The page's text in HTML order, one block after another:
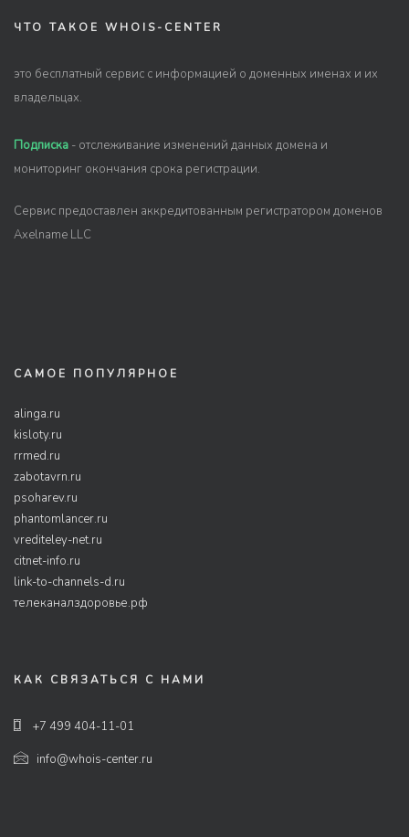
ЧТО ТАКОЕ WHOIS-CENTER
это бесплатный сервис с информацией о доменных именах и их
владельцах.
Подписка - отслеживание изменений данных домена и
мониторинг окончания срока регистрации.
Сервис предоставлен аккредитованным регистратором доменов
Axelname LLC
САМОЕ ПОПУЛЯРНОЕ
alinga.ru
kisloty.ru
rrmed.ru
zabotavrn.ru
psoharev.ru
phantomlancer.ru
vrediteley-net.ru
citnet-info.ru
link-to-channels-d.ru
телеканалздоровье.рф
КАК СВЯЗАТЬСЯ С НАМИ
+7 499 404-11-01
info@whois-center.ru